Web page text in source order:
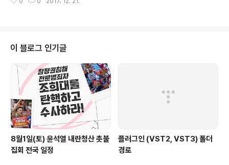
인세율을 올렸지요. 세계 각국이 법인세율을 낮추는 추세여서 한국만 역주행하
등도 인하를 추진하고 있습니다. 오히려 우리나라는 법인세 최고세율을 25%로
3%p 올렸죠. 우리만 역주행한다는 재계의 우려는 그래서..
이 블로그 인기글
8월1일(토) 윤석열 내란청산 촛불
집회 전국 일정
플러그인 (VST2, VST3) 폴더
경로